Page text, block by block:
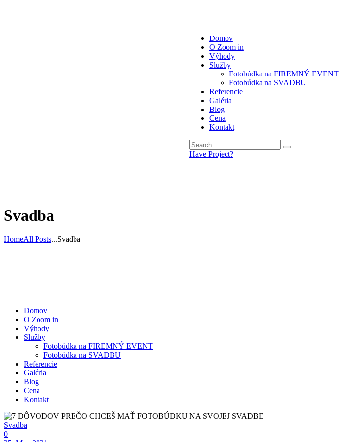
Domov
O Zoom in
Výhody
Služby
Fotobúdka na FIREMNÝ EVENT
Fotobúdka na SVADBU
Referencie
Galéria
Blog
Cena
Kontakt
Have Project?
Svadba
HomeAll Posts...Svadba
Domov
O Zoom in
Výhody
Služby
Fotobúdka na FIREMNÝ EVENT
Fotobúdka na SVADBU
Referencie
Galéria
Blog
Cena
Kontakt
Svadba
0